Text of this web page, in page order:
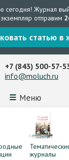
сегодня! Журнал
отправим
статью в
Меню
+7 (843) 500-57-
info@moluch.ru
журналы